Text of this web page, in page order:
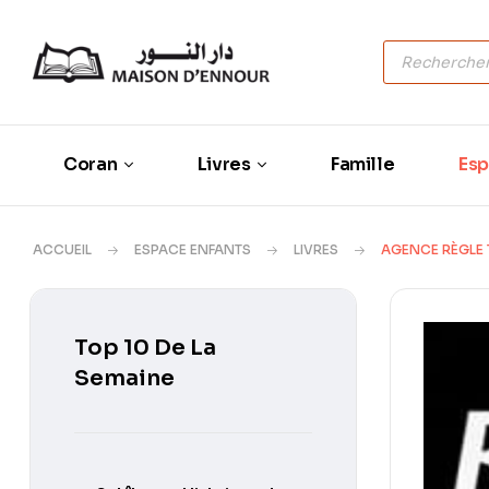
Coran Livres Famille
ACCUEIL ESPACE ENFANTS LIVRES AGENCE RÈGLE
Top 10 De La
Semaine